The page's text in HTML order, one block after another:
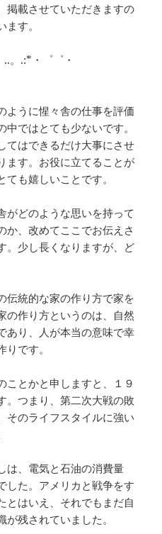
掲載させていただきますの
す。
。.:*・゜゜・
ように惺々舎の仕事を評価
ではとても少ないです。
てはできるだけ大事にさせ
ます。お役に立てることが
も嬉しいことです。
がどのような思いを持って
か、改めてここでお伝えさ
。少し長くなりますが、ど
伝統的な家の作り方で家を
の作り方というのは、自然
あり、人が本当の意味で幸
です。
ことかと申しますと、１９
。つまり、第二次大戦の敗
そのライフスタイルに強い
は、電気と石油の消費量
した。アメリカと戦争をす
とはいえ、それでもまだ自
残されていました。